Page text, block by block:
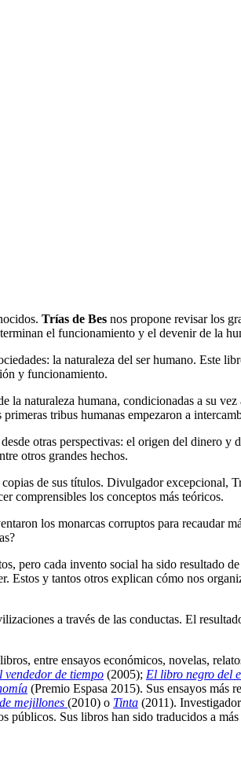
Trías de Bes nos propone revisar los
el funcionamiento y el devenir de la
la naturaleza del ser humano. Este
y funcionamiento.
la naturaleza humana, condicionadas a su
tribus humanas empezaron a
otras perspectivas: el origen del dinero y
otros grandes hechos.
de sus títulos. Divulgador excepcional,
comprensibles los conceptos más teóricos.
los monarcas corruptos para recaudar
pero cada invento social ha sido resultado
y tantos otros explican cómo nos
a través de las conductas. El
entre ensayos económicos, novelas,
vendedor de tiempo (2005); El libro negro del
(Premio Espasa 2015). Sus ensayos más
mejillones (2010) o Tinta (2011).
Sus libros han sido traducidos a